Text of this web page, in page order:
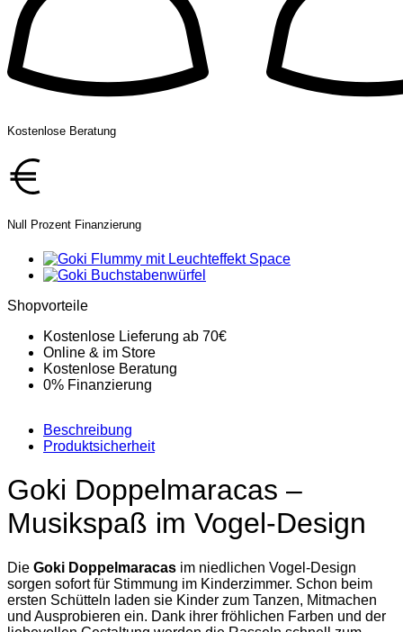
Kostenlose Beratung
Null Prozent Finanzierung
Shopvorteile
Kostenlose Lieferung ab 70€
Online & im Store
Kostenlose Beratung
0% Finanzierung
Beschreibung
Produktsicherheit
Goki Doppelmaracas –
Musikspaß im Vogel-Design
Die Goki Doppelmaracas im niedlichen Vogel-Design
sorgen sofort für Stimmung im Kinderzimmer. Schon beim
ersten Schütteln laden sie Kinder zum Tanzen, Mitmachen
und Ausprobieren ein. Dank ihrer fröhlichen Farben und der